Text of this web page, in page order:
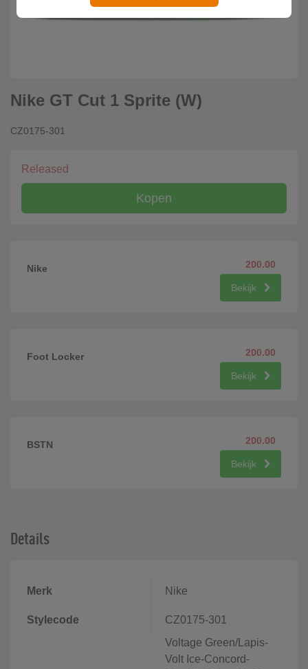
Nike GT Cut 1 Sprite (W)
CZ0175-301
Released
Kopen
Nike 200.00
Bekijk
Foot Locker 200.00
Bekijk
BSTN 200.00
Bekijk
Details
Merk Nike
Stylecode CZ0175-301
Voltage Green/Lapis-
Volt Ice-Concord-